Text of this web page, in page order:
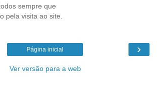
sempre que
pela visita ao site.
›
Página inicial
Ver versão para a web